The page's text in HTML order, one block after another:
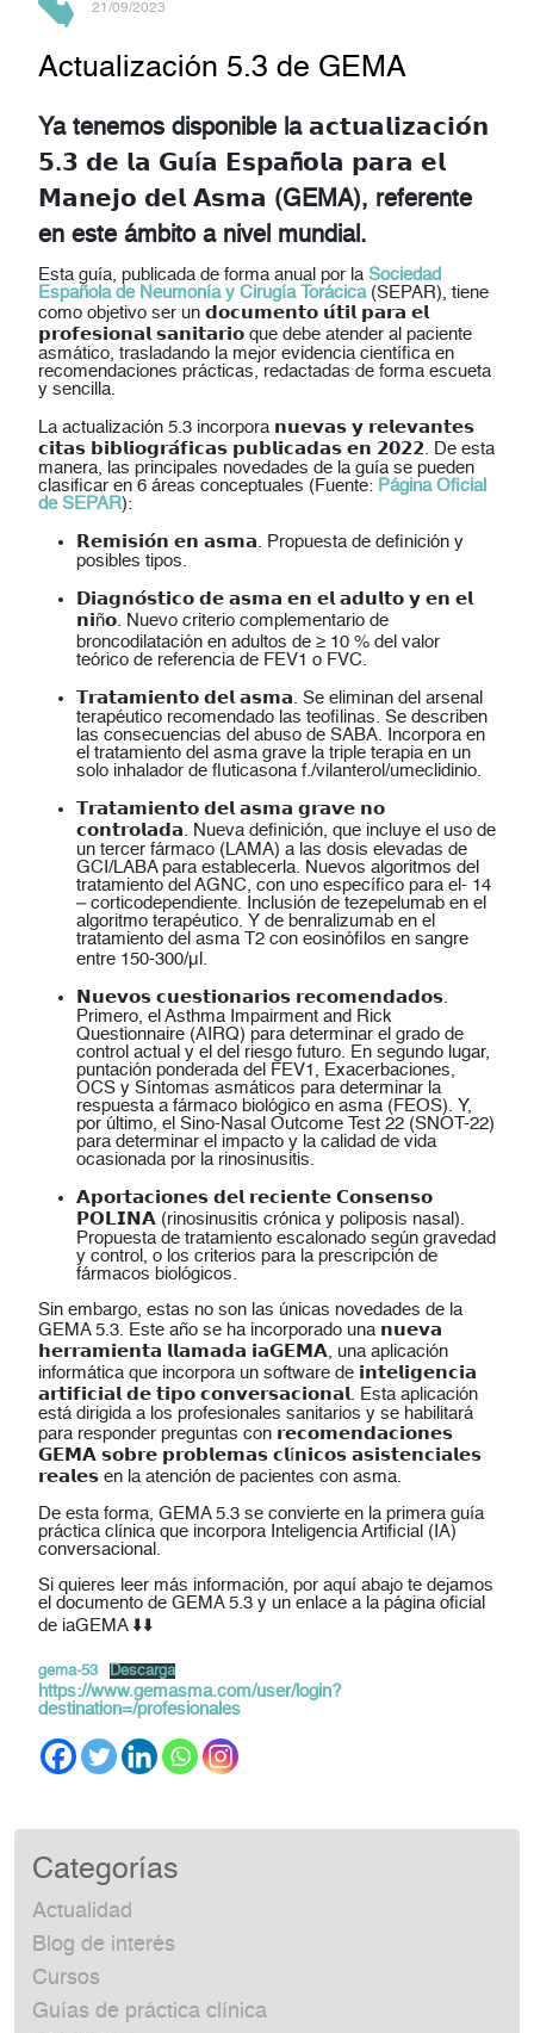
21/09/2023
Actualización 5.3 de GEMA
Ya tenemos disponible la 𝗮𝗰𝘁𝘂𝗮𝗹𝗶𝘇𝗮𝗰𝗶𝗼́𝗻
𝟱.𝟯 𝗱𝗲 𝗹𝗮 𝗚𝘂í𝗮 𝗘𝘀𝗽𝗮ñ𝗼𝗹𝗮 𝗽𝗮𝗿𝗮 𝗲𝗹
𝗠𝗮𝗻𝗲𝗷𝗼 𝗱𝗲𝗹 𝗔𝘀𝗺𝗮 (GEMA), referente
en este ámbito a nivel mundial.
Esta guía, publicada de forma anual por la Sociedad
Española de Neumonía y Cirugía Torácica(SEPAR), tiene
como objetivo ser un 𝗱𝗼𝗰𝘂𝗺𝗲𝗻𝘁𝗼 𝘂́𝘁𝗶𝗹 𝗽𝗮𝗿𝗮 𝗲𝗹
𝗽𝗿𝗼𝗳𝗲𝘀𝗶𝗼𝗻𝗮𝗹 𝘀𝗮𝗻𝗶𝘁𝗮𝗿𝗶𝗼 que debe atender al paciente
asmático, trasladando la mejor evidencia científica en
recomendaciones prácticas, redactadas de forma escueta
y sencilla.
La actualización 5.3 incorpora 𝗻𝘂𝗲𝘃𝗮𝘀 𝘆 𝗿𝗲𝗹𝗲𝘃𝗮𝗻𝘁𝗲𝘀
𝗰𝗶𝘁𝗮𝘀 𝗯𝗶𝗯𝗹𝗶𝗼𝗴𝗿𝗮́𝗳𝗶𝗰𝗮𝘀 𝗽𝘂𝗯𝗹𝗶𝗰𝗮𝗱𝗮𝘀 𝗲𝗻 𝟮𝟬𝟮𝟮. De esta
manera, las principales novedades de la guía se pueden
clasificar en 6 áreas conceptuales (Fuente: Página Oficial
de SEPAR):
𝗥𝗲𝗺𝗶𝘀𝗶𝗼́𝗻 𝗲𝗻 𝗮𝘀𝗺𝗮. Propuesta de definición y
posibles tipos.
𝗗𝗶𝗮𝗴𝗻𝗼́𝘀𝘁𝗶𝗰𝗼 𝗱𝗲 𝗮𝘀𝗺𝗮 𝗲𝗻 𝗲𝗹 𝗮𝗱𝘂𝗹𝘁𝗼 𝘆 𝗲𝗻 𝗲𝗹
𝗻𝗶ñ𝗼. Nuevo criterio complementario de
broncodilatación en adultos de ≥ 10 % del valor
teórico de referencia de FEV1 o FVC.
𝗧𝗿𝗮𝘁𝗮𝗺𝗶𝗲𝗻𝘁𝗼 𝗱𝗲𝗹 𝗮𝘀𝗺𝗮. Se eliminan del arsenal
terapéutico recomendado las teofilinas. Se describen
las consecuencias del abuso de SABA. Incorpora en
el tratamiento del asma grave la triple terapia en un
solo inhalador de fluticasona f./vilanterol/umeclidinio.
𝗧𝗿𝗮𝘁𝗮𝗺𝗶𝗲𝗻𝘁𝗼 𝗱𝗲𝗹 𝗮𝘀𝗺𝗮 𝗴𝗿𝗮𝘃𝗲 𝗻𝗼
𝗰𝗼𝗻𝘁𝗿𝗼𝗹𝗮𝗱𝗮. Nueva definición, que incluye el uso de
un tercer fármaco (LAMA) a las dosis elevadas de
GCI/LABA para establecerla. Nuevos algoritmos del
tratamiento del AGNC, con uno específico para el- 14
– corticodependiente. Inclusión de tezepelumab en el
algoritmo terapéutico. Y de benralizumab en el
tratamiento del asma T2 con eosinófilos en sangre
entre 150-300/μl.
𝗡𝘂𝗲𝘃𝗼𝘀 𝗰𝘂𝗲𝘀𝘁𝗶𝗼𝗻𝗮𝗿𝗶𝗼𝘀 𝗿𝗲𝗰𝗼𝗺𝗲𝗻𝗱𝗮𝗱𝗼𝘀.
Primero, el Asthma Impairment and Rick
Questionnaire (AIRQ) para determinar el grado de
control actual y el del riesgo futuro. En segundo lugar,
puntación ponderada del FEV1, Exacerbaciones,
OCS y Síntomas asmáticos para determinar la
respuesta a fármaco biológico en asma (FEOS). Y,
por último, el Sino-Nasal Outcome Test 22 (SNOT-22)
para determinar el impacto y la calidad de vida
ocasionada por la rinosinusitis.
𝗔𝗽𝗼𝗿𝘁𝗮𝗰𝗶𝗼𝗻𝗲𝘀 𝗱𝗲𝗹 𝗿𝗲𝗰𝗶𝗲𝗻𝘁𝗲 𝗖𝗼𝗻𝘀𝗲𝗻𝘀𝗼
𝗣𝗢𝗟𝗜𝗡𝗔 (rinosinusitis crónica y poliposis nasal).
Propuesta de tratamiento escalonado según gravedad
y control, o los criterios para la prescripción de
fármacos biológicos.
Sin embargo, estas no son las únicas novedades de la
GEMA 5.3. Este año se ha incorporado una 𝗻𝘂𝗲𝘃𝗮
𝗵𝗲𝗿𝗿𝗮𝗺𝗶𝗲𝗻𝘁𝗮 𝗹𝗹𝗮𝗺𝗮𝗱𝗮 𝗶𝗮𝗚𝗘𝗠𝗔, una aplicación
informática que incorpora un software de 𝗶𝗻𝘁𝗲𝗹𝗶𝗴𝗲𝗻𝗰𝗶𝗮
𝗮𝗿𝘁𝗶𝗳𝗶𝗰𝗶𝗮𝗹 𝗱𝗲 𝘁𝗶𝗽𝗼 𝗰𝗼𝗻𝘃𝗲𝗿𝘀𝗮𝗰𝗶𝗼𝗻𝗮𝗹. Esta aplicación
está dirigida a los profesionales sanitarios y se habilitará
para responder preguntas con 𝗿𝗲𝗰𝗼𝗺𝗲𝗻𝗱𝗮𝗰𝗶𝗼𝗻𝗲𝘀
𝗚𝗘𝗠𝗔 𝘀𝗼𝗯𝗿𝗲 𝗽𝗿𝗼𝗯𝗹𝗲𝗺𝗮𝘀 𝗰𝗹í𝗻𝗶𝗰𝗼𝘀 𝗮𝘀𝗶𝘀𝘁𝗲𝗻𝗰𝗶𝗮𝗹𝗲𝘀
𝗿𝗲𝗮𝗹𝗲𝘀 en la atención de pacientes con asma.
De esta forma, GEMA 5.3 se convierte en la primera guía
práctica clínica que incorpora Inteligencia Artificial (IA)
conversacional.
Si quieres leer más información, por aquí abajo te dejamos
el documento de GEMA 5.3 y un enlace a la página oficial
de iaGEMA ⬇️⬇️
gema-53 Descarga
https://www.gemasma.com/user/login?
destination=/profesionales
Categorías
Actualidad
Blog de interés
Cursos
Guías de práctica clínica